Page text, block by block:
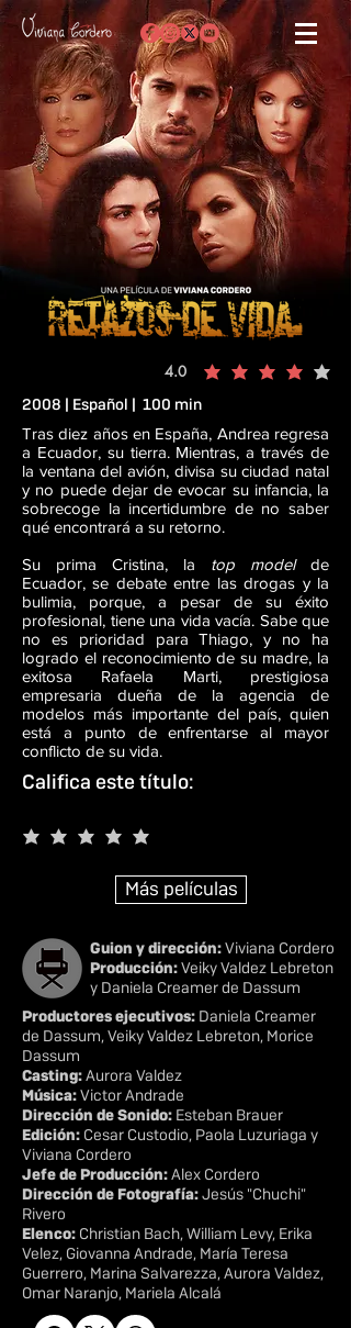
4.0 la calificación
2008 | Español | 100 min
Tras diez años en España, Andrea regresa
a Ecuador, su tierra. Mientras, a través de
la ventana del avión, divisa su ciudad natal
y no puede dejar de evocar su infancia, la
sobrecoge la incertidumbre de no saber
qué encontrará a su retorno.
Su prima Cristina, la top modelde
Ecuador, se debate entre las drogas y la
bulimia, porque, a pesar de su éxito
profesional, tiene una vida vacía. Sabe que
no es prioridad para Thiago, y no ha
logrado el reconocimiento de su madre, la
exitosa Rafaela Marti, prestigiosa
empresaria dueña de la agencia de
modelos más importante del país, quien
está a punto de enfrentarse al mayor
conflicto de su vida.
Califica este título:
Más películas
Guion y dirección: Viviana Cordero
Producción: Veiky Valdez Lebreton
y Daniela Creamer de Dassum
Productores ejecutivos: Daniela Creamer
de Dassum, Veiky Valdez Lebreton, Morice
Dassum
Casting: Aurora Valdez
Música: Victor Andrade
Dirección de Sonido: Esteban Brauer
Edición: Cesar Custodio, Paola Luzuriaga y
Viviana Cordero
Jefe de Producción: Alex Cordero
Dirección de Fotografía: Jesús "Chuchi"
Rivero
Elenco: Christian Bach, William Levy, Erika
Velez, Giovanna Andrade, María Teresa
Guerrero, Marina Salvarezza, Aurora Valdez,
Omar Naranjo, Mariela Alcalá